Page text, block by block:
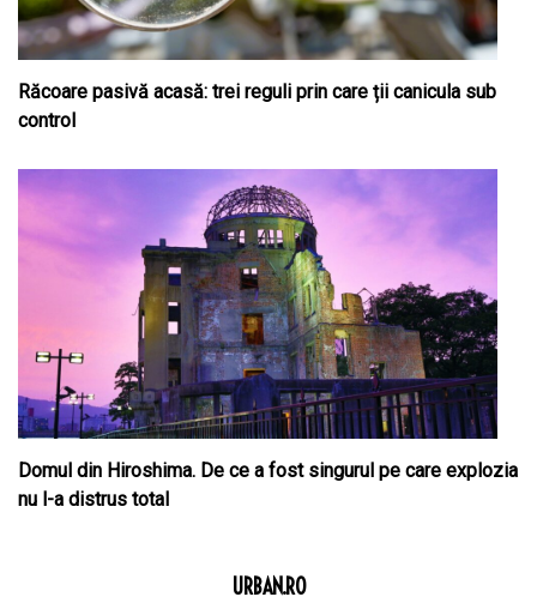
Răcoare pasivă acasă: trei reguli prin care ții canicula sub
control
Domul din Hiroshima. De ce a fost singurul pe care explozia
nu l-a distrus total
URBAN.RO